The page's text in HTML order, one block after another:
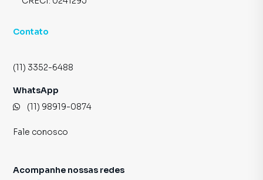
Contato
(11) 3352-6488
WhatsApp
(11) 98919-0874
Fale conosco
Acompanhe nossas redes